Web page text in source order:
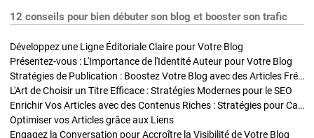
12 conseils pour bien débuter son blog et booster son trafic
Développez une Ligne Éditoriale Claire pour Votre Blog
Présentez-vous : L'Importance de l'Identité Auteur pour Votre Blog
Stratégies de Publication : Boostez Votre Blog avec des Articles Fréquents et Exclusifs
L'Art de Choisir un Titre Efficace : Stratégies Modernes pour le SEO
Enrichir Vos Articles avec des Contenus Riches : Stratégies pour Captiver et Optimiser
Optimiser vos Articles grâce aux Liens
Engagez la Conversation pour Accroître la Visibilité de Votre Blog